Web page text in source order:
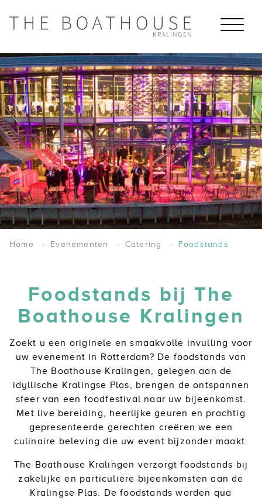
Home Evenementen Catering Foodstands
Foodstands bij The
Boathouse Kralingen
Zoekt u een originele en smaakvolle invulling voor
uw evenement in Rotterdam? De foodstands van
The Boathouse Kralingen, gelegen aan de
idyllische Kralingse Plas, brengen de ontspannen
sfeer van een foodfestival naar uw bijeenkomst.
Met live bereiding, heerlijke geuren en prachtig
gepresenteerde gerechten creëren we een
culinaire beleving die uw event bijzonder maakt.
The Boathouse Kralingen verzorgt foodstands bij
zakelijke en particuliere bijeenkomsten aan de
Kralingse Plas. De foodstands worden qua